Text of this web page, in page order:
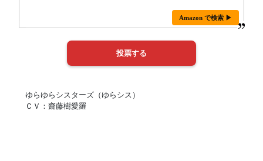
Amazon で検索 ▶
ゆらゆらシスターズ（ゆらシス）
ＣＶ：齋藤樹愛羅